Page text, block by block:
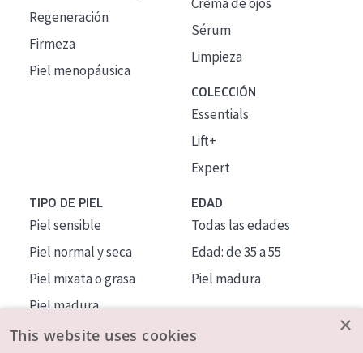
Regeneración
Firmeza
Piel menopáusica
Sérum
Limpieza
COLECCIÓN
Essentials
Lift+
Expert
TIPO DE PIEL
Piel sensible
Piel normal y seca
Piel mixata o grasa
Piel madura
Piel expuesta al sol
EDAD
Todas las edades
Edad: de 35 a 55
Piel madura
×
This website uses cookies